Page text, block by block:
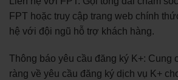
FPT hoặc truy cập trang web chính
hệ với đội ngũ hỗ trợ khách hàng.
Thông báo yêu cầu đăng ký K+: Cung
ràng về yêu cầu đăng ký dịch vụ K+